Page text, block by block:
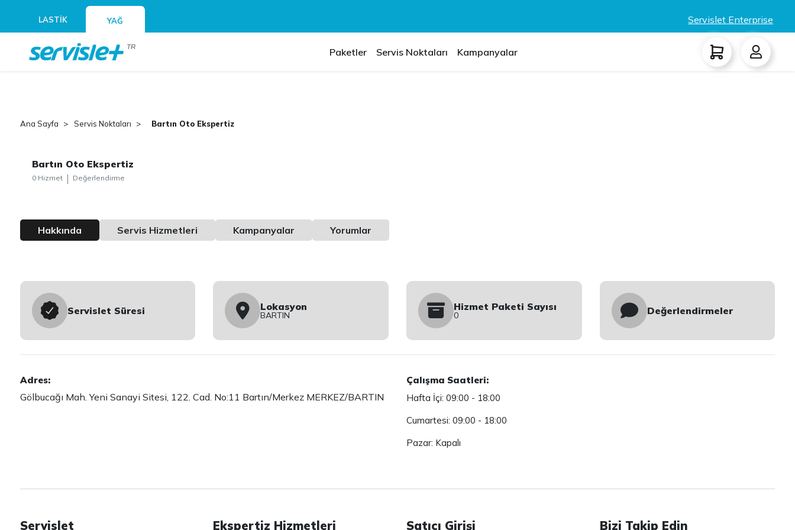
LASTİK YAĞ Servislet Enterprise
TR Paketler Servis Noktaları Kampanyalar
Ana Sayfa Servis Noktaları Bartın Oto Ekspertiz
Bartın Oto Ekspertiz
0 Hizmet Değerlendirme
Hakkında Servis Hizmetleri Kampanyalar Yorumlar
Servislet Süresi Lokasyon
BARTIN
Hizmet Paketi Sayısı
0 Değerlendirmeler
Adres:
Gölbucağı Mah. Yeni Sanayi Sitesi, 122. Cad. No:11 Bartın/Merkez MERKEZ/BARTIN
Çalışma Saatleri:
Hafta İçi: 09:00 - 18:00
Cumartesi: 09:00 - 18:00
Pazar: Kapalı
Servislet Ekspertiz Hizmetleri Satıcı Girişi Bizi Takip Edin